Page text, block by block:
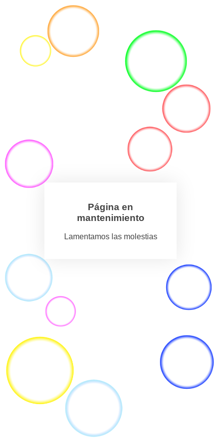
Página en
mantenimiento
Lamentamos las molestias